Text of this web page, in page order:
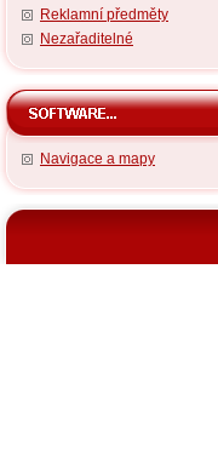
Reklamní předměty
Nezařaditelné
Navigace a mapy